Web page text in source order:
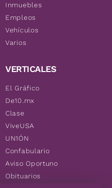
Inmuebles
Empleos
Vehículos
Varios
VERTICALES
El Gráfico
De10.mx
Clase
ViveUSA
UN1ÓN
Confabulario
Aviso Oportuno
Obituarios